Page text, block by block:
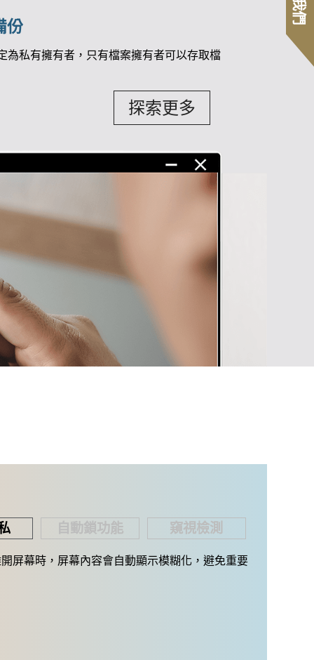
份
為私有擁有者，只有檔案擁有者可以存取檔
探索更多
自動鎖功能 窺視檢測
屏幕時，屏幕內容會自動顯示模糊化，避免重要